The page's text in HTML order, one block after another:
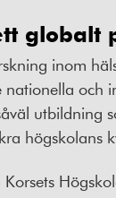
globalt
inom
och
utbildning
högskolans
Korsets